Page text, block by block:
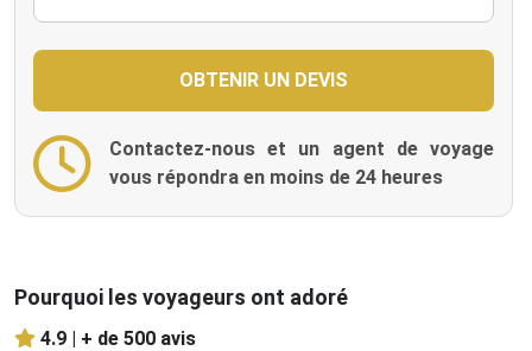
Contactez-nous et un agent de voyage
vous répondra en moins de 24 heures
Pourquoi les voyageurs ont adoré
4.9 | + de 500 avis